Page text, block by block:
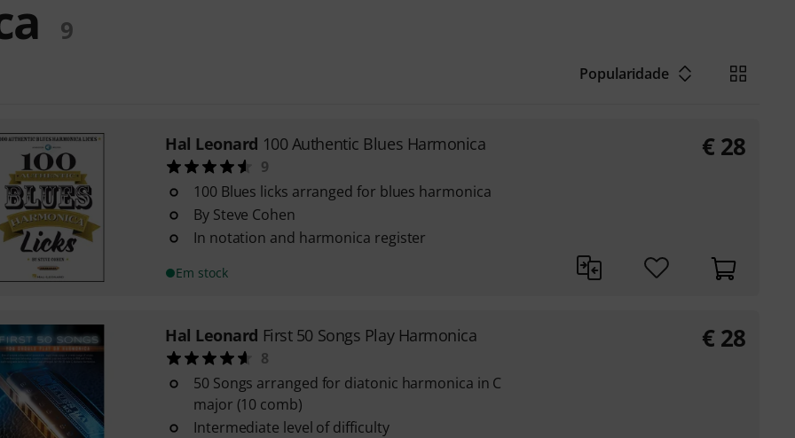
9
Popularidade
Hal Leonard 100 Authentic Blues Harmonica
9
100 Blues licks arranged for blues harmonica
By Steve Cohen
In notation and harmonica register
Em stock
€ 28
Hal Leonard First 50 Songs Play Harmonica
8
50 Songs arranged for diatonic harmonica in C
major (10 comb)
Intermediate level of difficulty
€ 28